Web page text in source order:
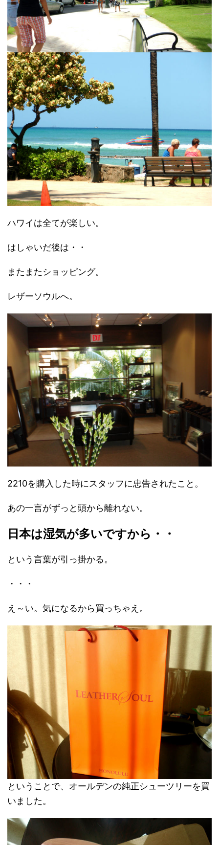
ハワイは全てが楽しい。
はしゃいだ後は・・
またまたショッピング。
レザーソウルへ。
2210を購入した時にスタッフに忠告されたこと。
あの一言がずっと頭から離れない。
日本は湿気が多いですから・・
という言葉が引っ掛かる。
・・・
え～い。気になるから買っちゃえ。
ということで、オールデンの純正シューツリーを買
いました。